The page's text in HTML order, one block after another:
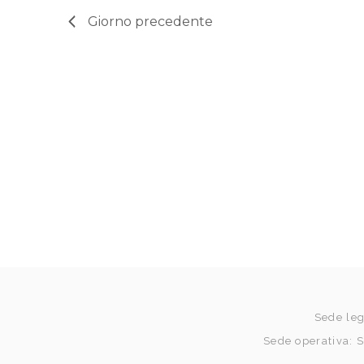
Giorno precedente
Sede
Sede operativa: